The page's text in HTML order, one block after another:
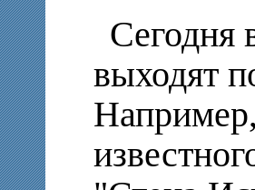
Сегодня
выходят